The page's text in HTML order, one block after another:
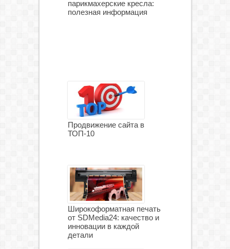
парикмахерские кресла:
полезная информация
Продвижение сайта в
ТОП-10
Широкоформатная печать
от SDMedia24: качество и
инновации в каждой
детали